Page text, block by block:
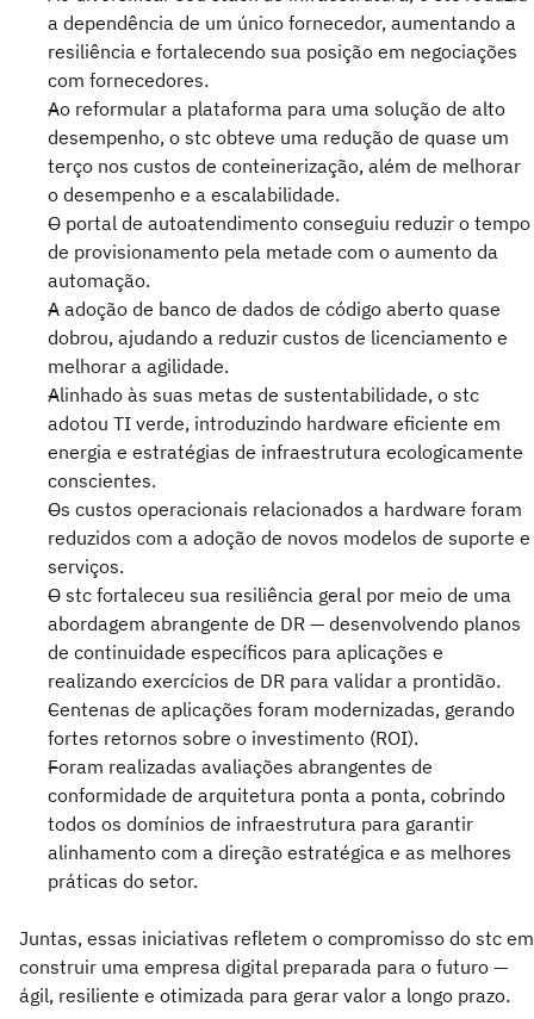
a dependência de um único fornecedor, aumentando a
resiliência e fortalecendo sua posição em negociações
com fornecedores.
Ao reformular a plataforma para uma solução de alto
desempenho, o stc obteve uma redução de quase um
terço nos custos de conteinerização, além de melhorar
o desempenho e a escalabilidade.
O portal de autoatendimento conseguiu reduzir o tempo
de provisionamento pela metade com o aumento da
automação.
A adoção de banco de dados de código aberto quase
dobrou, ajudando a reduzir custos de licenciamento e
melhorar a agilidade.
Alinhado às suas metas de sustentabilidade, o stc
adotou TI verde, introduzindo hardware eficiente em
energia e estratégias de infraestrutura ecologicamente
conscientes.
Os custos operacionais relacionados a hardware foram
reduzidos com a adoção de novos modelos de suporte e
serviços.
O stc fortaleceu sua resiliência geral por meio de uma
abordagem abrangente de DR — desenvolvendo planos
de continuidade específicos para aplicações e
realizando exercícios de DR para validar a prontidão.
Centenas de aplicações foram modernizadas, gerando
fortes retornos sobre o investimento (ROI).
Foram realizadas avaliações abrangentes de
conformidade de arquitetura ponta a ponta, cobrindo
todos os domínios de infraestrutura para garantir
alinhamento com a direção estratégica e as melhores
práticas do setor.
Juntas, essas iniciativas refletem o compromisso do stc em
construir uma empresa digital preparada para o futuro —
ágil, resiliente e otimizada para gerar valor a longo prazo.